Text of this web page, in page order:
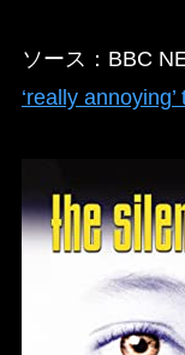
ソース：BBC
‘really